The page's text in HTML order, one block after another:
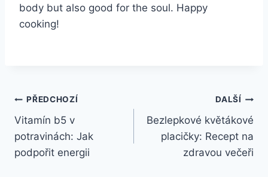
body but also good for the soul. Happy
cooking!
Navigace
pro
příspěvek
PŘEDCHOZÍ
Vitamín b5 v
potravinách: Jak
podpořit energii
DALŠÍ
Bezlepkové květákové
placičky: Recept na
zdravou večeři